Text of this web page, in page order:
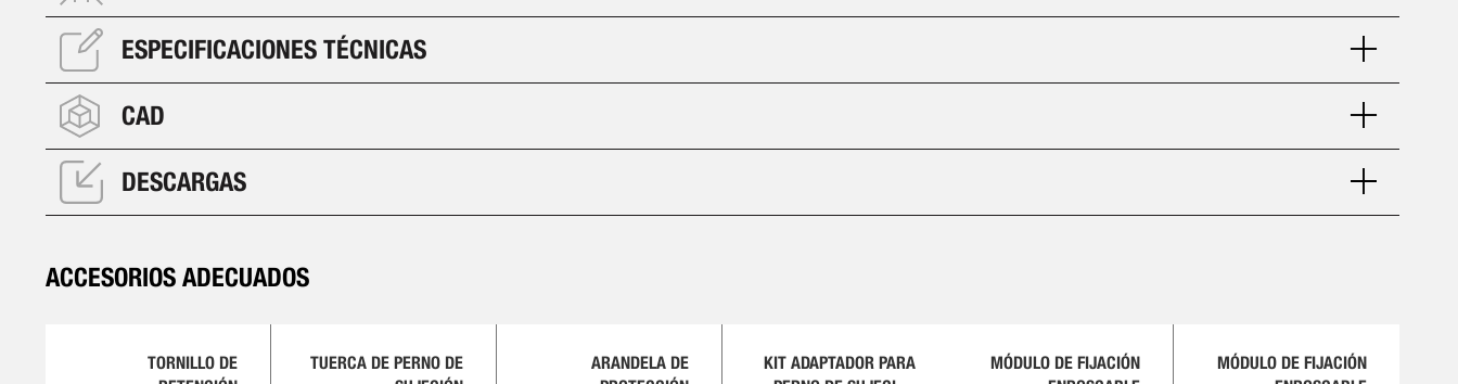
ESPECIFICACIONES TÉCNICAS
CAD
DESCARGAS
ACCESORIOS ADECUADOS
TORNILLO DE
TUERCA DE PERNO DE
ARANDELA DE
KIT ADAPTADOR PARA
MÓDULO DE FIJACIÓN
MÓDULO DE FIJACIÓN